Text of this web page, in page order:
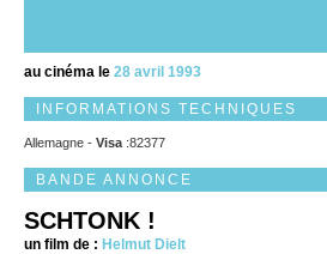
au cinéma le 28 avril 1993
INFORMATIONS TECHNIQUES
Allemagne - Visa :82377
BANDE ANNONCE
SCHTONK !
un film de : Helmut Dielt